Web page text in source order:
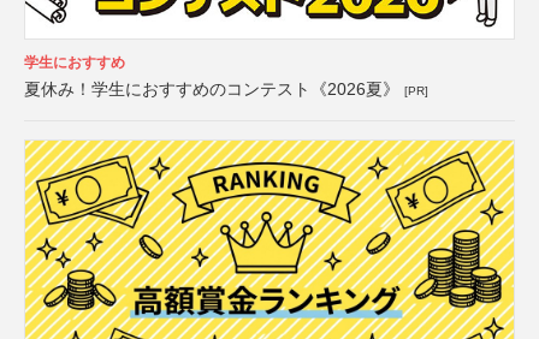
学生におすすめ
夏休み！学生におすすめのコンテスト《2026夏》 [PR]